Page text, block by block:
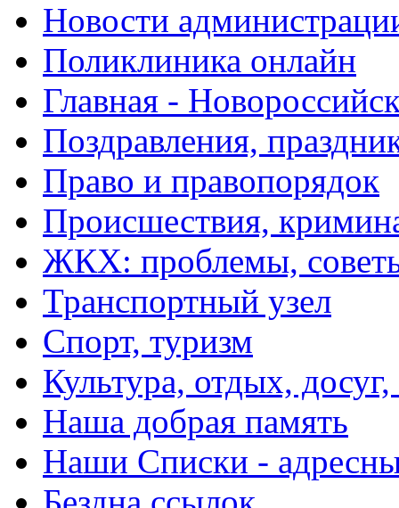
Новости
Поликлиника онлайн
Главная -
Поздравления,
Право и правопорядок
Происшествия,
ЖКХ: проблемы,
Транспортный узел
Спорт, туризм
Культура, отдых,
Наша добрая память
Наши Списки -